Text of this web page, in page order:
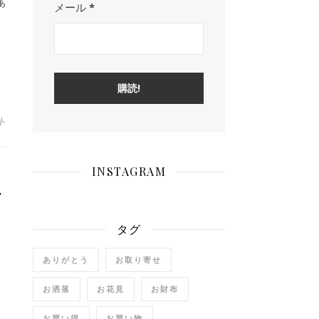
メール *
INSTAGRAM
タグ
ありがとう お取り寄せ
お洒落 お花見 お財布